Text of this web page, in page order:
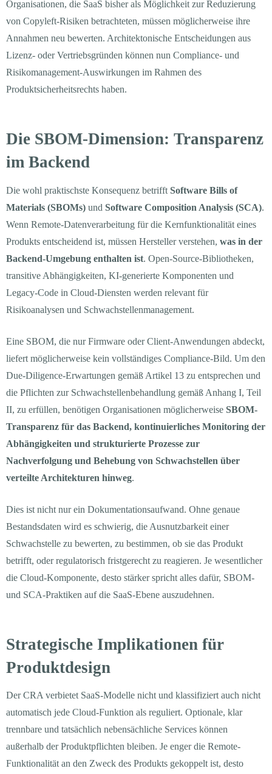
Organisationen, die SaaS bisher als Möglichkeit zur Reduzierung
von Copyleft-Risiken betrachteten, müssen möglicherweise ihre
Annahmen neu bewerten. Architektonische Entscheidungen aus
Lizenz- oder Vertriebsgründen können nun Compliance- und
Risikomanagement-Auswirkungen im Rahmen des
Produktsicherheitsrechts haben.
Die SBOM-Dimension: Transparenz
im Backend
Die wohl praktischste Konsequenz betrifft Software Bills of
Materials (SBOMs) und Software Composition Analysis (SCA).
Wenn Remote-Datenverarbeitung für die Kernfunktionalität eines
Produkts entscheidend ist, müssen Hersteller verstehen, was in der
Backend-Umgebung enthalten ist. Open-Source-Bibliotheken,
transitive Abhängigkeiten, KI-generierte Komponenten und
Legacy-Code in Cloud-Diensten werden relevant für
Risikoanalysen und Schwachstellenmanagement.
Eine SBOM, die nur Firmware oder Client-Anwendungen abdeckt,
liefert möglicherweise kein vollständiges Compliance-Bild. Um den
Due-Diligence-Erwartungen gemäß Artikel 13 zu entsprechen und
die Pflichten zur Schwachstellenbehandlung gemäß Anhang I, Teil
II, zu erfüllen, benötigen Organisationen möglicherweise SBOM-
Transparenz für das Backend, kontinuierliches Monitoring der
Abhängigkeiten und strukturierte Prozesse zur
Nachverfolgung und Behebung von Schwachstellen über
verteilte Architekturen hinweg.
Dies ist nicht nur ein Dokumentationsaufwand. Ohne genaue
Bestandsdaten wird es schwierig, die Ausnutzbarkeit einer
Schwachstelle zu bewerten, zu bestimmen, ob sie das Produkt
betrifft, oder regulatorisch fristgerecht zu reagieren. Je wesentlicher
die Cloud-Komponente, desto stärker spricht alles dafür, SBOM-
und SCA-Praktiken auf die SaaS-Ebene auszudehnen.
Strategische Implikationen für
Produktdesign
Der CRA verbietet SaaS-Modelle nicht und klassifiziert auch nicht
automatisch jede Cloud-Funktion als reguliert. Optionale, klar
trennbare und tatsächlich nebensächliche Services können
außerhalb der Produktpflichten bleiben. Je enger die Remote-
Funktionalität an den Zweck des Produkts gekoppelt ist, desto